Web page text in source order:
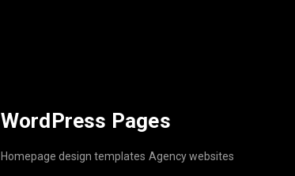
WordPress Pages
Homepage design templates Agency websites